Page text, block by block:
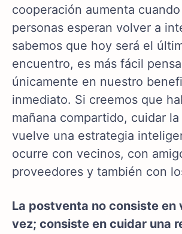
cooperación aumenta
personas esperan volver a
sabemos que hoy será el
encuentro, es más fácil
únicamente en nuestro
inmediato. Si creemos que
mañana compartido, cuidar
vuelve una estrategia
ocurre con vecinos, con
proveedores y también con
La postventa no consiste en
vez; consiste en cuidar una